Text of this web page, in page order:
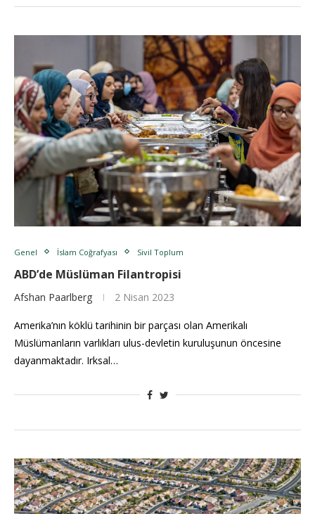
Genel İslam Coğrafyası Sivil Toplum
ABD’de Müslüman Filantropisi
Afshan Paarlberg 2 Nisan 2023
Amerika’nın köklü tarihinin bir parçası olan Amerikalı
Müslümanların varlıkları ulus-devletin kuruluşunun öncesine
dayanmaktadır. Irksal…